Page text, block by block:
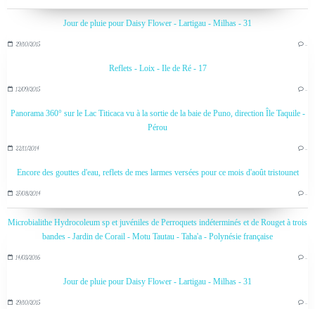
Jour de pluie pour Daisy Flower - Lartigau - Milhas - 31
29/10/2015 …
Reflets - Loix - Ile de Ré - 17
12/09/2015 …
Panorama 360° sur le Lac Titicaca vu à la sortie de la baie de Puno, direction Île Taquile -
Pérou
22/11/2014 …
Encore des gouttes d'eau, reflets de mes larmes versées pour ce mois d'août tristounet
27/08/2014 …
Microbialithe Hydrocoleum sp et juvéniles de Perroquets indéterminés et de Rouget à trois
bandes - Jardin de Corail - Motu Tautau - Taha'a - Polynésie française
14/03/2016 …
Jour de pluie pour Daisy Flower - Lartigau - Milhas - 31
29/10/2015 …